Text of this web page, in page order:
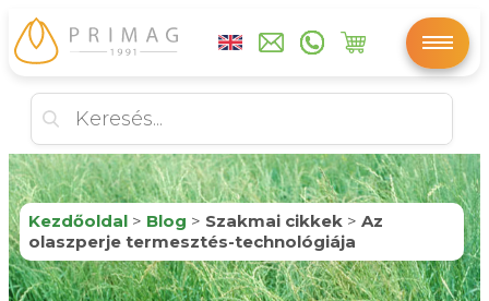
Kezdőoldal > Blog > Szakmai cikkek > Az
olaszperje termesztés-technológiája